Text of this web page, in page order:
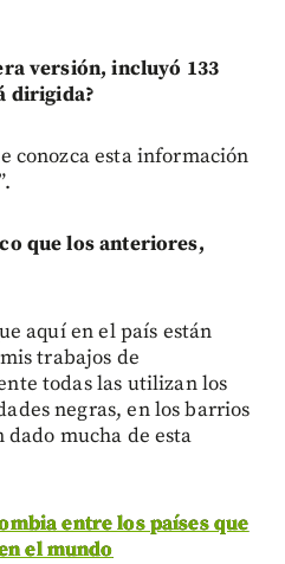
versión, incluyó 133
dirigida?
conozca esta información
que los anteriores,
aquí en el país están
trabajos de
todas las utilizan los
negras, en los barrios
mucha de esta
entre los países que
el mundo